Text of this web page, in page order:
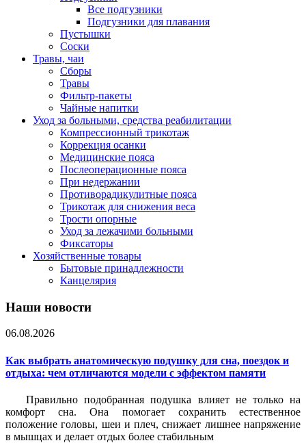
Все подгузники
Подгузники для плавания
Пустышки
Соски
Травы, чаи
Сборы
Травы
Фильтр-пакеты
Чайные напитки
Уход за больными, средства реабилитации
Компрессионный трикотаж
Коррекция осанки
Медицинские пояса
Послеоперационные пояса
При недержании
Противорадикулитные пояса
Трикотаж для снижения веса
Трости опорные
Уход за лежачими больными
Фиксаторы
Хозяйственные товары
Бытовые принадлежности
Канцелярия
Наши новости
06.08.2026
Как выбрать анатомическую подушку для сна, поездок и
отдыха: чем отличаются модели с эффектом памяти
Правильно подобранная подушка влияет не только на
комфорт сна. Она помогает сохранить естественное
положение головы, шеи и плеч, снижает лишнее напряжение
в мышцах и делает отдых более стабильным